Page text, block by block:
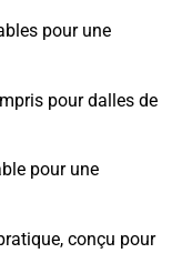
pour une
pour dalles de
pour une
conçu pour